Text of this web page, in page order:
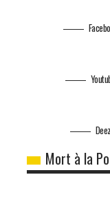
Mort à la